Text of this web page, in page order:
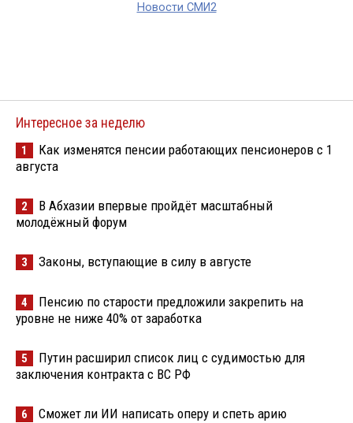
Новости СМИ2
Интересное за неделю
1
Как изменятся пенсии работающих пенсионеров с 1
августа
2
В Абхазии впервые пройдёт масштабный
молодёжный форум
3 Законы, вступающие в силу в августе
4
Пенсию по старости предложили закрепить на
уровне не ниже 40% от заработка
5
Путин расширил список лиц с судимостью для
заключения контракта с ВС РФ
6 Сможет ли ИИ написать оперу и спеть арию